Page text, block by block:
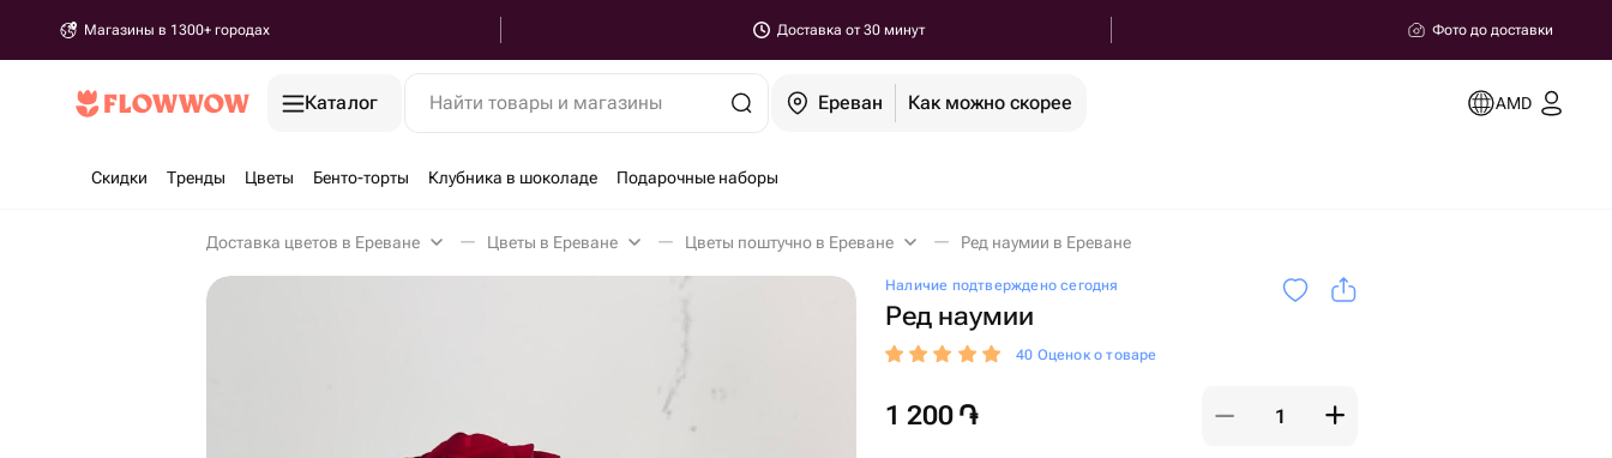
Магазины в 1300+ городах Доставка от 30 минут Фото до доставки
Каталог Найти товары и магазины Ереван Как можно скорее AMD
Скидки Тренды Цветы Бенто-торты Клубника в шоколаде Подарочные наборы
Доставка цветов в Ереване Цветы в Ереване Цветы поштучно в Ереване Ред наумии в Ереване
Наличие подтверждено сегодня
Ред наумии
40 Оценок о товаре
1 200 ֏